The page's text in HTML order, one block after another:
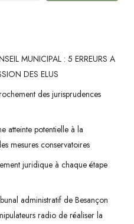
MUNICIPAL : 5 ERREURS A
DES ELUS
des jurisprudences
atteinte potentielle à la
mesures conservatoires
juridique à chaque étape
administratif de Besançon
radio de réaliser la